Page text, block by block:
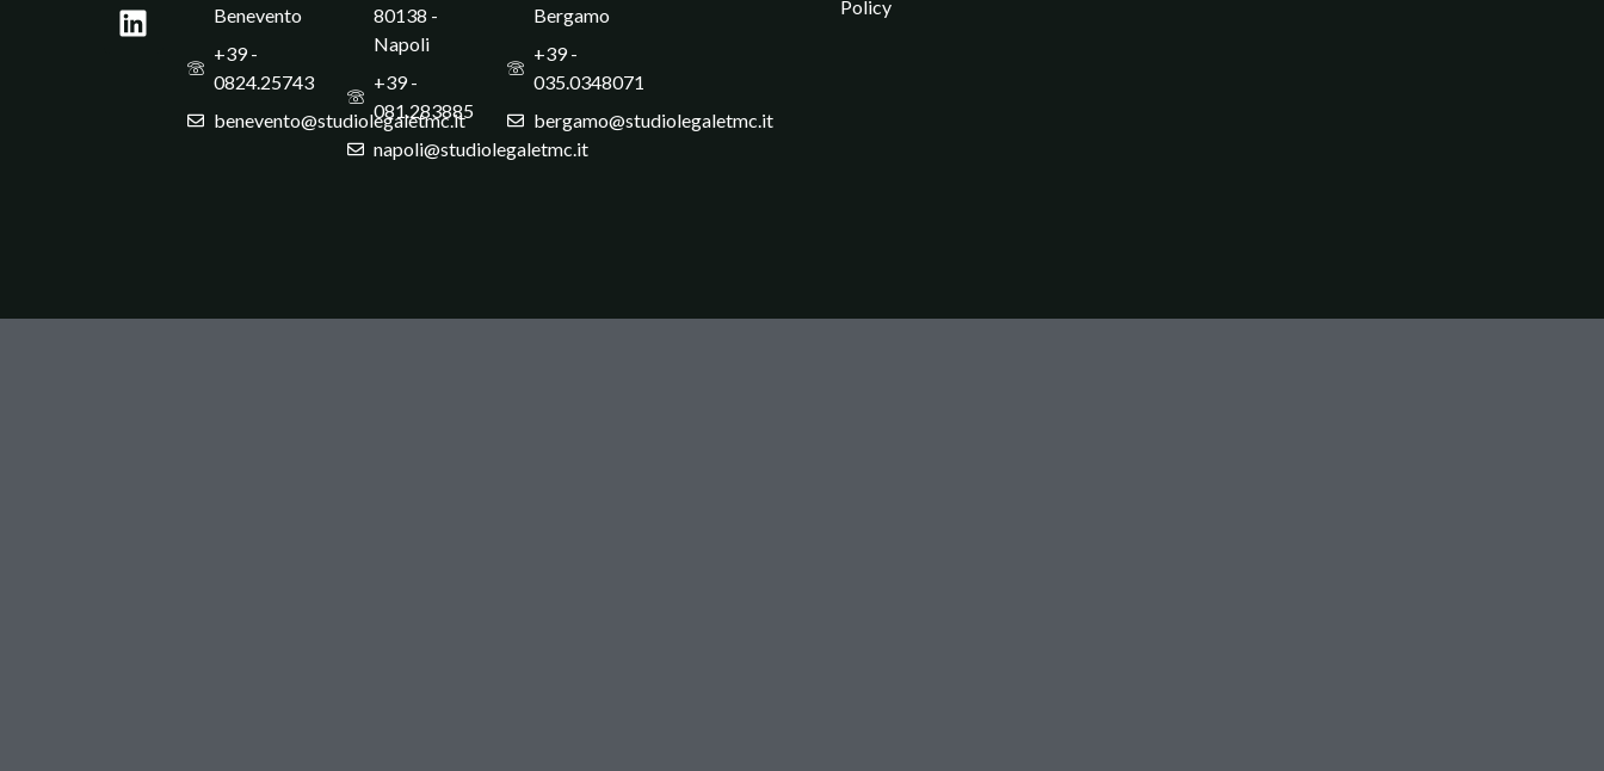
Benevento
+39 -
0824.25743
benevento@studiolegaletmc.it
80138 -
Napoli
+39 -
081.283885
napoli@studiolegaletmc.it
Bergamo
+39 -
035.0348071
bergamo@studiolegaletmc.it
Policy